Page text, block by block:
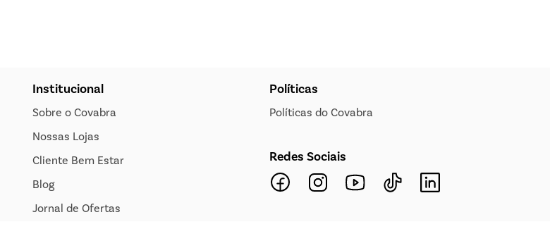
Institucional
Sobre o Covabra
Nossas Lojas
Cliente Bem Estar
Blog
Jornal de Ofertas
Políticas
Políticas do Covabra
Redes Sociais